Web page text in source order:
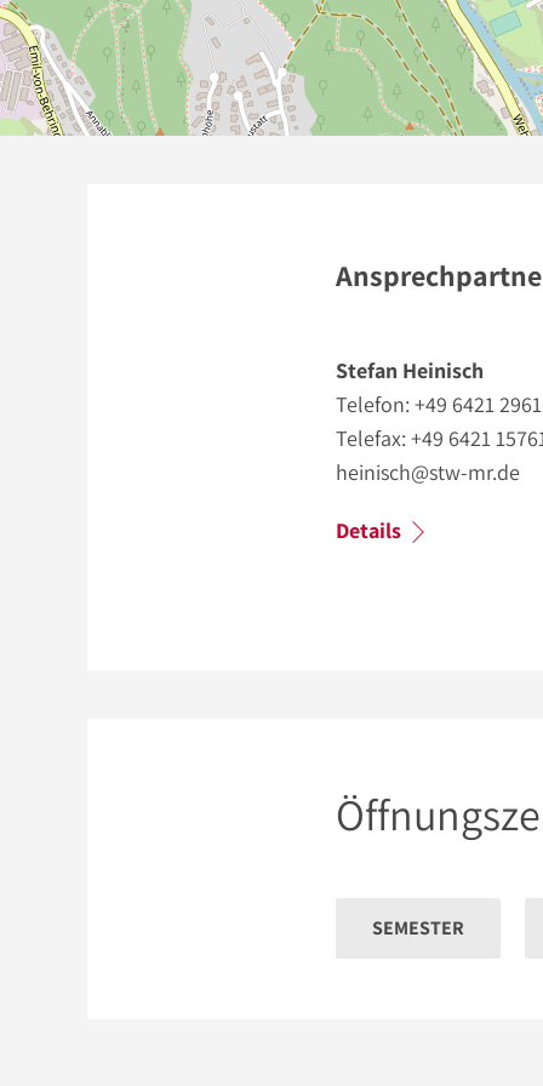
Stefan Heinisch
Telefon: +49 6421
Telefax: +49 6421
heinisch@stw-mr.de
Details
SEMESTER